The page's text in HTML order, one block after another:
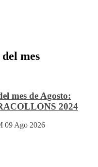
mes
mes de Agosto:
2024
09 Ago 2026